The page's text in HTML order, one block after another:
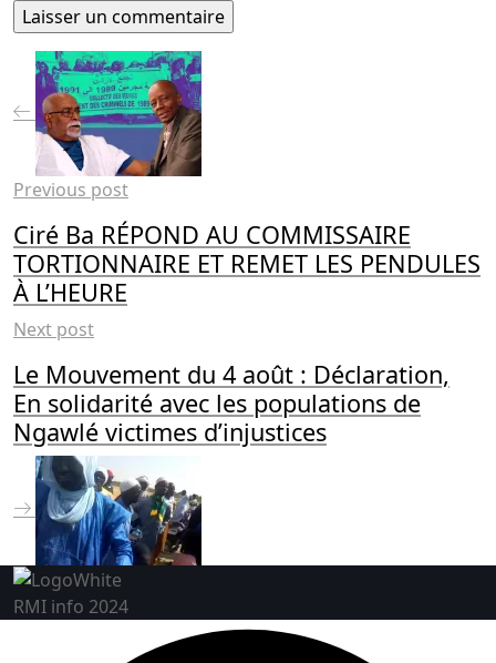
Previous post
Ciré Ba RÉPOND AU COMMISSAIRE
TORTIONNAIRE ET REMET LES PENDULES
À L’HEURE
Next post
Le Mouvement du 4 août : Déclaration,
En solidarité avec les populations de
Ngawlé victimes d’injustices
RMI info 2024